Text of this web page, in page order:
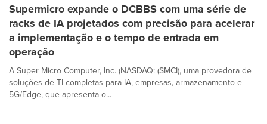
Supermicro expande o DCBBS com uma série de
racks de IA projetados com precisão para acelerar
a implementação e o tempo de entrada em
operação
A Super Micro Computer, Inc. (NASDAQ: (SMCI), uma provedora de
soluções de TI completas para IA, empresas, armazenamento e
5G/Edge, que apresenta o...